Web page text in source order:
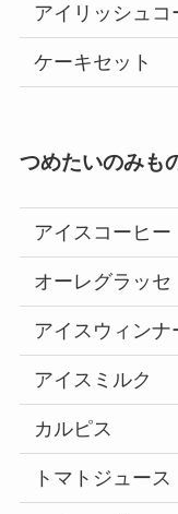
アイリッシュコ
ケーキセット
つめたいのみも
アイスコーヒー
オーレグラッセ
アイスウィンナ
アイスミルク
カルピス
トマトジュース